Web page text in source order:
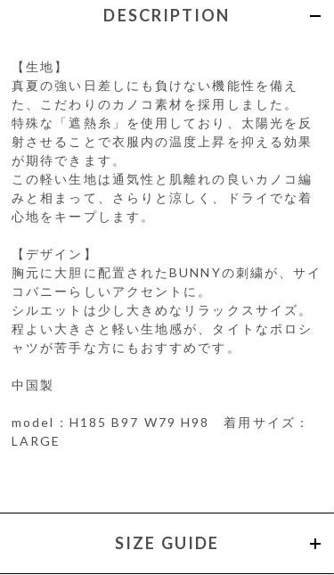
DESCRIPTION
【生地】
真夏の強い日差しにも負けない機能性を備え
た、こだわりのカノコ素材を採用しました。
特殊な「遮熱糸」を使用しており、太陽光を反
射させることで衣服内の温度上昇を抑える効果
が期待できます。
この軽い生地は通気性と肌離れの良いカノコ編
みと相まって、さらりと涼しく、ドライでな着
心地をキープします。
【デザイン】
胸元に大胆に配置されたBUNNYの刺繍が、サイ
コバニーらしいアクセントに。
シルエットは少し大きめなリラックスサイズ。
程よい大きさと軽い生地感が、タイトなポロシ
ャツが苦手な方にもおすすめです。
中国製
model：H185 B97 W79 H98 着用サイズ：
LARGE
SIZE GUIDE